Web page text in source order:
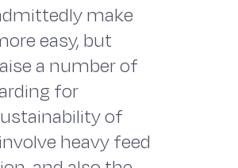
make
easy, but
a number of
for
of
heavy feed